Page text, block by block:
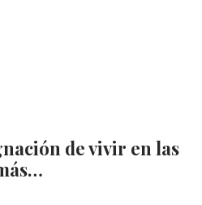
de vivir en las